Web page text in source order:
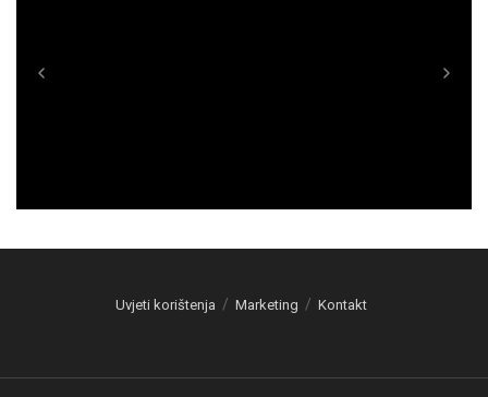
Uvjeti korištenja Marketing Kontakt